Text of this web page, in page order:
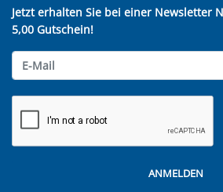
Jetzt erhalten Sie bei einer Newsletter
5,00 Gutschein!
ANMELDEN